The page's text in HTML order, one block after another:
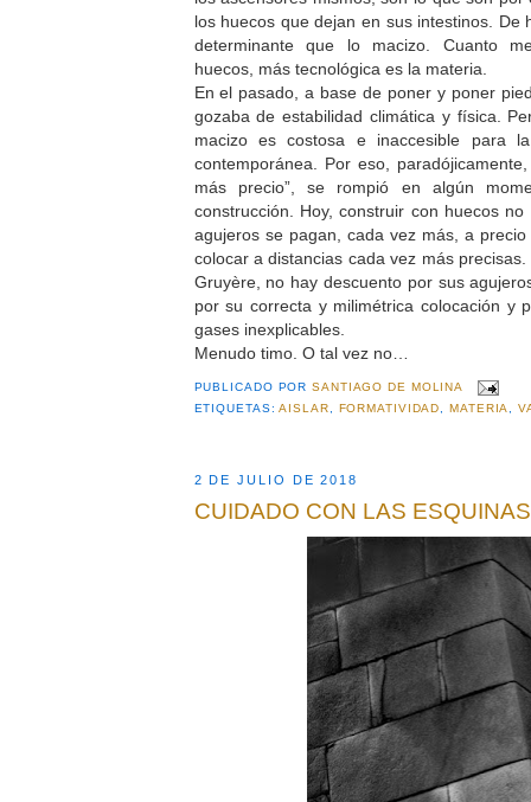
los huecos que dejan en sus intestinos. De
determinante que lo macizo. Cuanto
huecos, más tecnológica es la materia.
En el pasado, a base de poner y poner
gozaba de estabilidad climática y física.
macizo es costosa e inaccesible para
contemporánea. Por eso,
más precio”, se rompió en algún
construcción. Hoy, construir con huecos
agujeros se pagan, cada vez más, a
colocar a distancias cada vez más
Gruyère, no hay descuento por sus
por su correcta y milimétrica colocación y
gases inexplicables.
Menudo timo. O tal vez no…
PUBLICADO PORSANTIAGO DE MOLINA
ETIQUETAS:AISLAR, FORMATIVIDAD,MATERIA,
2 DE JULIO DE 2018
CUIDADO CON LAS ESQUINAS